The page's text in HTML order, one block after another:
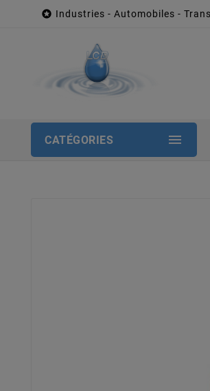
 Industries - Automobiles -
CATÉGORIES 